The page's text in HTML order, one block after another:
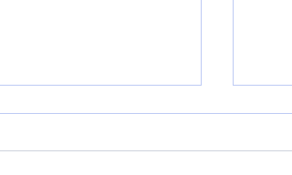
30